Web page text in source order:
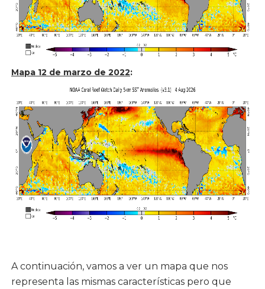
Mapa 12 de marzo de 2022:
A continuación, vamos a ver un mapa que nos
representa las mismas características pero que